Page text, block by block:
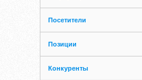
Посетители
Позиции
Конкуренты